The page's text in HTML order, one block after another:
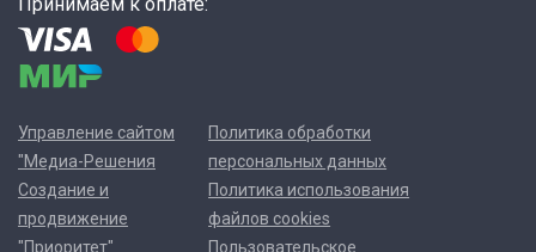
Управление сайтом
"Медиа-Решения
Создание и
продвижение
"Приоритет"
Политика обработки
персональных данных
Политика использования
файлов cookies
Пользовательское